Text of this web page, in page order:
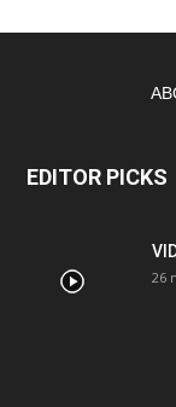
EDITOR PICKS
26